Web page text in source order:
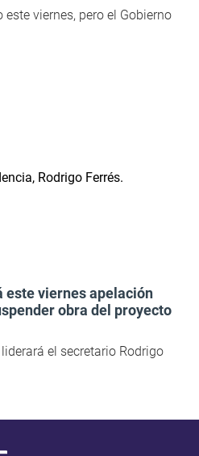
viernes, pero el Gobierno
este viernes apelación
obra del proyecto
el secretario Rodrigo